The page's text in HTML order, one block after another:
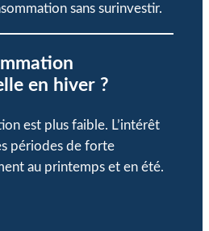
sans surinvestir.
en hiver ?
est plus faible. L’intérêt
périodes de forte
au printemps et en été.